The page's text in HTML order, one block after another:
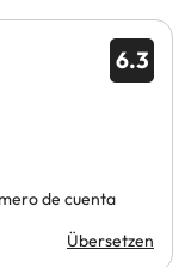
6.3
de cuenta
Übersetzen